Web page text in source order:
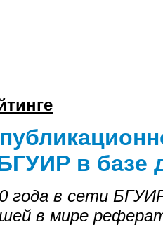
в базе
года в сети
в мире